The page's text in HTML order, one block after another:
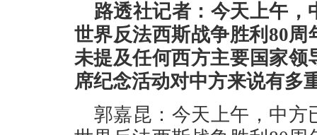
路透社记者：今天上午
世界反法西斯战争胜利80
未提及任何西方主要国家
席纪念活动对中方来说有多
郭嘉昆：今天上午，中